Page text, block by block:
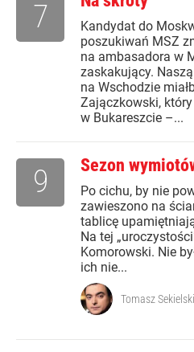
Kandydat do
poszukiwań MSZ
na ambasadora w
zaskakujący.
na Wschodzie
Zajączkowski,
w Bukareszcie –...
7
Sezon
Po cichu, by nie
zawieszono na
tablicę
Na tej
Komorowski. Nie
ich nie...
9
Tomasz Sekielski